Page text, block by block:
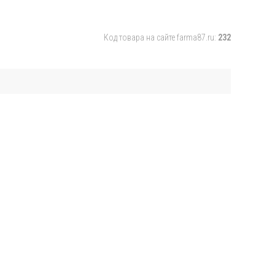
Код товара на сайте farma87.ru: 232